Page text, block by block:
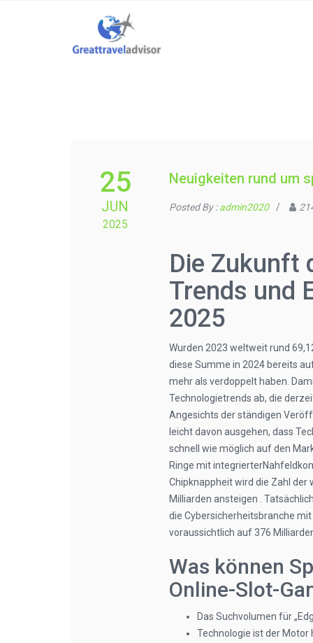
25
JUN
2025
Neuigkeiten rund um
Posted By :admin2020 /
Die Zukunft
Trends und
2025
Wurden 2023 weltweit rund
diese Summe in 2024 bereits
mehr als verdoppelt haben.
Technologietrends ab, die
Angesichts der ständigen
leicht davon ausgehen, dass
schnell wie möglich auf den
Ringe mit
Chipknappheit wird die Zahl der
Milliarden ansteigen .
die Cybersicherheitsbranche
voraussichtlich auf 376
Was können
Online-Slot-
Das Suchvolumen für
Technologie ist der Motor